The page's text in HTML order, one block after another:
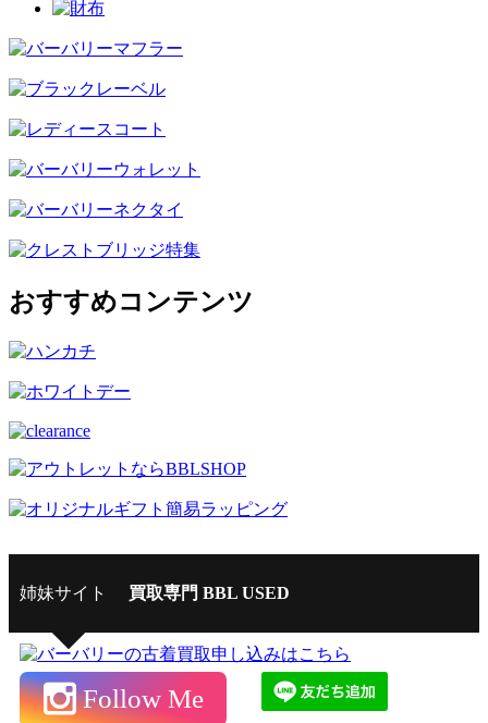
おすすめコンテンツ
姉妹サイト 買取専門 BBL USED
Follow Me